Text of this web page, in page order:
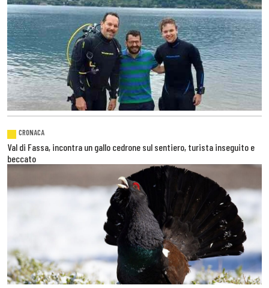
CRONACA
Val di Fassa, incontra un gallo cedrone sul sentiero, turista inseguito e
beccato